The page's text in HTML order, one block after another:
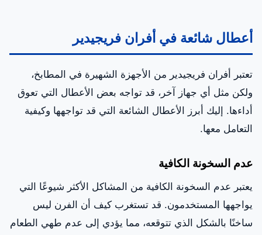
أعطال شائعة في أفران فريجيدير
تعتبر أفران فريجيدير من الأجهزة الشهيرة في المطابخ،
ولكن مثل أي جهاز آخر، قد تواجه بعض الأعطال التي تعوق
أداءها. إليك أبرز الأعطال الشائعة التي قد تواجهها وكيفية
التعامل معها.
عدم السخونة الكافية
يعتبر عدم السخونة الكافية من المشاكل الأكثر شيوعًا التي
يواجهها المستخدمون. قد تستغرب كيف أن الفرن ليس
ساخنًا بالشكل الذي تتوقعه، مما يؤدي إلى عدم طهي الطعام